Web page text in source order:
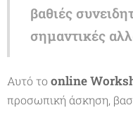
βαθιές
σημαντικές
Αυτό τοonline
προσωπική άσκηση,